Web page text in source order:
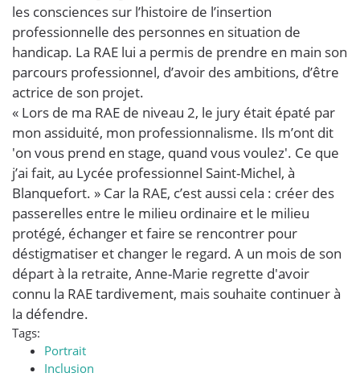
les consciences sur l’histoire de l’insertion
professionnelle des personnes en situation de
handicap. La RAE lui a permis de prendre en main son
parcours professionnel, d’avoir des ambitions, d’être
actrice de son projet.
« Lors de ma RAE de niveau 2, le jury était épaté par
mon assiduité, mon professionnalisme. Ils m’ont dit
'on vous prend en stage, quand vous voulez'. Ce que
j’ai fait, au Lycée professionnel Saint-Michel, à
Blanquefort. » Car la RAE, c’est aussi cela : créer des
passerelles entre le milieu ordinaire et le milieu
protégé, échanger et faire se rencontrer pour
déstigmatiser et changer le regard. A un mois de son
départ à la retraite, Anne-Marie regrette d'avoir
connu la RAE tardivement, mais souhaite continuer à
la défendre.
Tags:
Portrait
Inclusion